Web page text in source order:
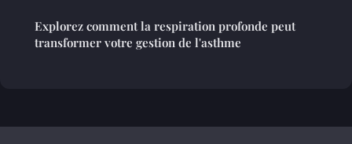
Explorez comment la respiration profonde peut
transformer votre gestion de l'asthme